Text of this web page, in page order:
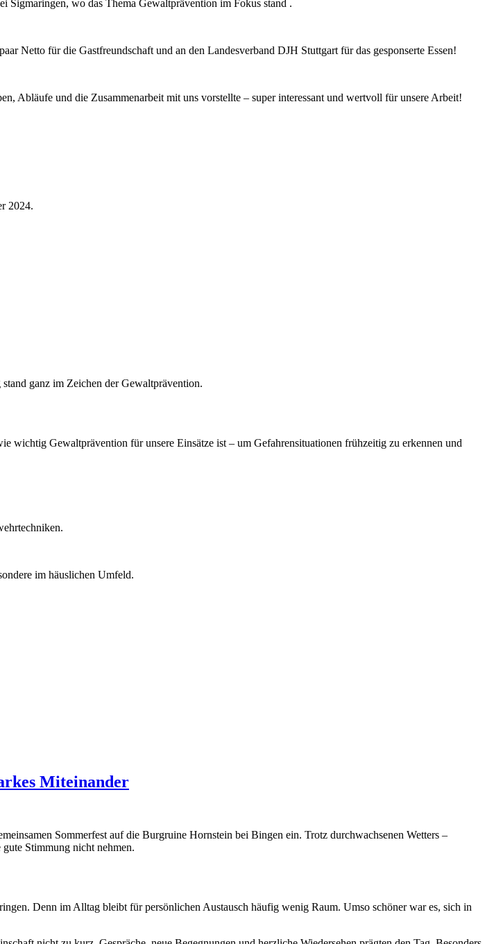
Sigmaringen, wo das Thema Gewaltprävention im Fokus stand .
Netto für die Gastfreundschaft und an den Landesverband DJH Stuttgart für das gesponserte Essen!
Abläufe und die Zusammenarbeit mit uns vorstellte – super interessant und wertvoll für unsere Arbeit!
2024.
ganz im Zeichen der Gewaltprävention.
wichtig Gewaltprävention für unsere Einsätze ist – um Gefahrensituationen frühzeitig zu erkennen und
im häuslichen Umfeld.
Miteinander
Sommerfest auf die Burgruine Hornstein bei Bingen ein. Trotz durchwachsenen Wetters –
Stimmung nicht nehmen.
Denn im Alltag bleibt für persönlichen Austausch häufig wenig Raum. Umso schöner war es, sich in